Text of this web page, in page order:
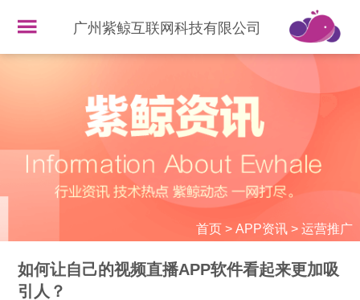
广州紫鲸互联网科技有限公司
首页> APP资讯> 运营推广
如何让自己的视频直播APP软件看起来更加吸
引人？